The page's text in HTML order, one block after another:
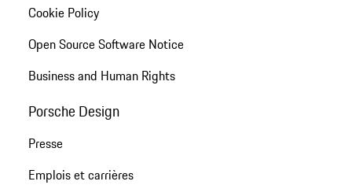
Cookie Policy
Open Source Software Notice
Business and Human Rights
Porsche Design
Presse
Emplois et carrières